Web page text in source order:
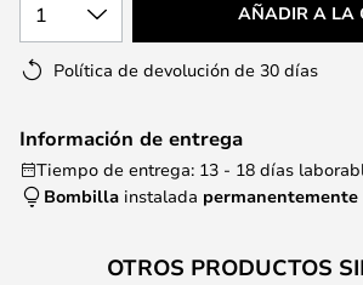
1 AÑADIR A LA
Política de devolución de 30 días
Información de entrega
Tiempo de entrega: 13 - 18 días
Bombilla instalada permanentemente
OTROS PRODUCTOS